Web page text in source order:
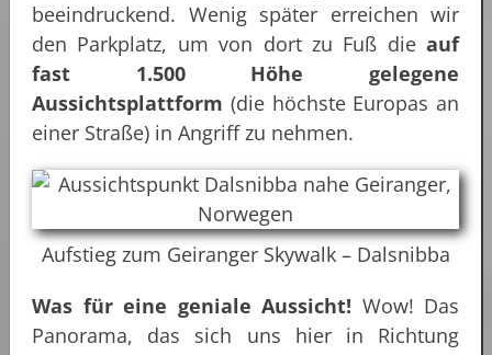
beeindruckend. Wenig später erreichen wir
den Parkplatz, um von dort zu Fuß die auf
fast 1.500 Höhe gelegene
Aussichtsplattform (die höchste Europas an
einer Straße) in Angriff zu nehmen.
Aufstieg zum Geiranger Skywalk – Dalsnibba
Was für eine geniale Aussicht! Wow! Das
Panorama, das sich uns hier in Richtung